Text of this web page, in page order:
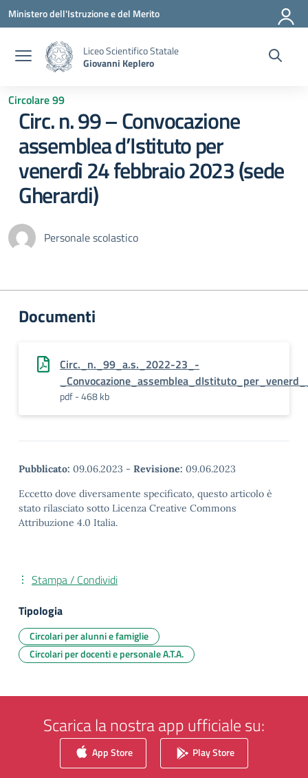
Vai ai contenuti
Vai al menu di navigazione
Vai al footer
Ministero dell'Istruzione e del Merito
Liceo Scientifico Statale
Giovanni Keplero
Circolare 99
Circ. n. 99 – Convocazione
assemblea d’Istituto per
venerdì 24 febbraio 2023 (sede
Gherardi)
Personale scolastico
Documenti
Circ._n._99_a.s._2022-23_-
pdf - 468 kb
Pubblicato: 09.06.2023 - Revisione: 09.06.2023
Eccetto dove diversamente specificato, questo articolo è
stato rilasciato sotto Licenza Creative Commons
Attribuzione 4.0 Italia.
Stampa / Condividi
Tipologia
Circolari per alunni e famiglie
Circolari per docenti e personale A.T.A.
Scarica la nostra app ufficiale su:
App Store Play Store